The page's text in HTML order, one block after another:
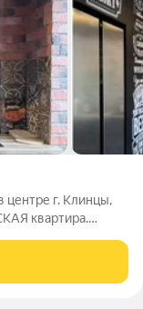
центре г. Клинцы,
квартира.
центральной